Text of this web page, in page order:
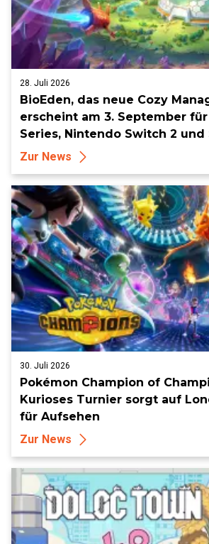
28. Juli 2026
BioEden, das neue Cozy
erscheint am 3. September für
Series, Nintendo Switch 2 und
Zur News
30. Juli 2026
Pokémon Champion of
Kurioses Turnier sorgt auf
für Aufsehen
Zur News